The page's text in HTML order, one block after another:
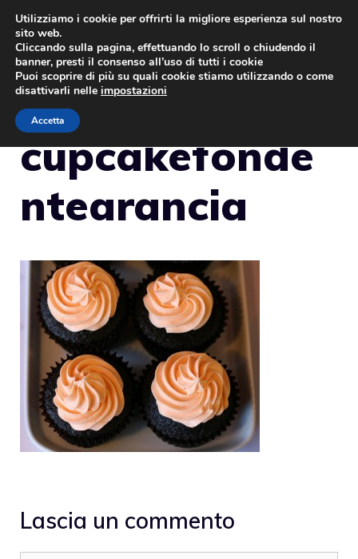
Vai
contenuto
cupcakefonde
ntearancia
Lascia un commento
Utilizziamo i cookie per offrirti la migliore esperienza sul nostro
sito web.
Cliccando sulla pagina, effettuando lo scroll o chiudendo il
banner, presti il consenso all’uso di tutti i cookie
Puoi scoprire di più su quali cookie stiamo utilizzando o come
disattivarli nelle impostazioni
Accetta